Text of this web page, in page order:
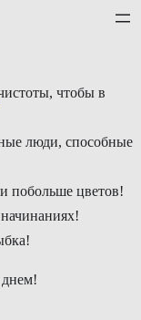
чтобы в
люди, способные
побольше цветов!